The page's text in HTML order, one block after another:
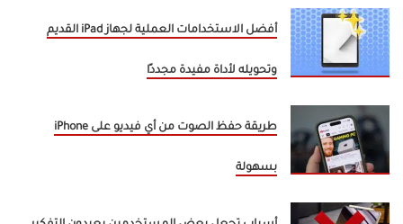
أفضل الاستخدامات العملية لجهاز iPad القديم
وتحويله لأداة مفيدة مجددًا
طريقة حفظ الصوت من أي فيديو على iPhone
بسهولة